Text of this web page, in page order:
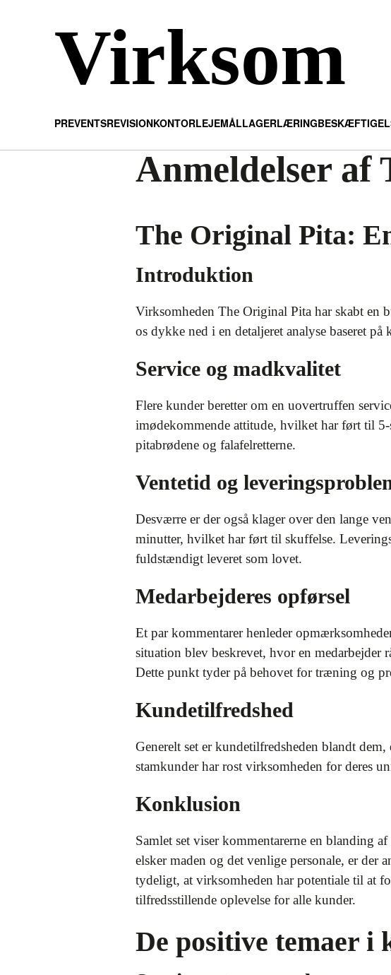
Virksom
PREVENTSREVISIONKONTORLEJEMÅLLAGERLÆRING
Anmeldelser af
The Original Pita:
Introduktion
Virksomheden The Original Pita har skabt en
os dykke ned i en detaljeret analyse baseret
Service og madkvalitet
Flere kunder beretter om en uovertruffen
imødekommende attitude, hvilket har ført til
pitabrødene og falafelretterne.
Ventetid og
Desværre er der også klager over den lange
minutter, hvilket har ført til skuffelse.
fuldstændigt leveret som lovet.
Medarbejderes opførsel
Et par kommentarer henleder
situation blev beskrevet, hvor en medarbejder
Dette punkt tyder på behovet for træning og
Kundetilfredshed
Generelt set er kundetilfredsheden blandt
stamkunder har rost virksomheden for deres
Konklusion
Samlet set viser kommentarerne en blanding
elsker maden og det venlige personale, er der
tydeligt, at virksomheden har potentiale til at
tilfredsstillende oplevelse for alle kunder.
De positive temaer i